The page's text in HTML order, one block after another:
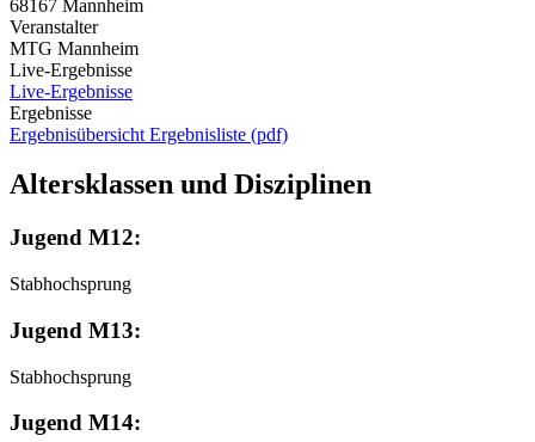
68167 Mannheim
Veranstalter
MTG Mannheim
Live-Ergebnisse
Live-Ergebnisse
Ergebnisse
Ergebnisübersicht Ergebnisliste (pdf)
Altersklassen und Disziplinen
Jugend M12:
Stabhochsprung
Jugend M13:
Stabhochsprung
Jugend M14: